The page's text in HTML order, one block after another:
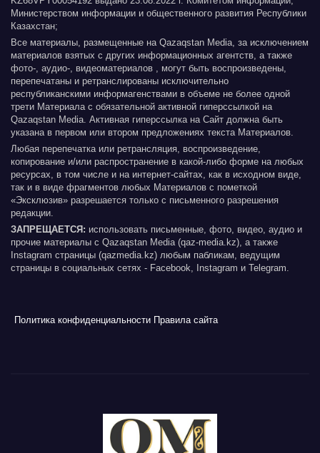
Министерством информации и общественного развития Республики
Казахстан;
Все материалы, размещенные на Qazaqstan Media, за исключением
материалов взятых с других информационных агентств, а также
фото-, аудио-, видеоматериалов , могут быть воспроизведены,
перепечатаны и ретранслированы исключительно
республиканскими информагенствами в объеме не более одной
трети Материала с обязательной активной гиперссылкой на
Qazaqstan Media. Активная гиперссылка на Сайт должна быть
указана в первом или втором предложениях текста Материалов.
Любая перепечатка или ретрансляция, воспроизведение,
копирование и/или распространение в какой-либо форме на любых
ресурсах, в том числе и на интернет-сайтах, как в исходном виде,
так и в виде фрагментов любых Материалов с пометкой
«Эксклюзив» разрешается только с письменного разрешения
редакции.
ЗАПРЕЩАЕТСЯ: использовать письменные, фото, видео, аудио и
прочие материалы с Qazaqstan Media (qaz-media.kz), а также
Instagram страницы (qazmedia.kz) любым пабликам, ведущим
страницы в социальных сетях - Facebook, Instagram и Telegram.
Политика конфиденциальности Правила сайта